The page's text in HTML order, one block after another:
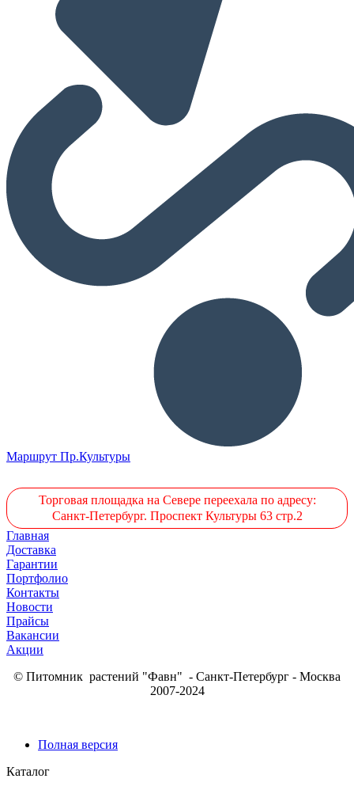
Маршрут Пр.Культуры
Торговая площадка на Севере переехала по адресу:
Санкт-Петербург. Проспект Культуры 63 стр.2
Главная
Доставка
Гарантии
Портфолио
Контакты
Новости
Прайсы
Вакансии
Акции
© Питомник растений "Фавн" - Санкт-Петербург - Москва
2007-2024
Полная версия
Каталог